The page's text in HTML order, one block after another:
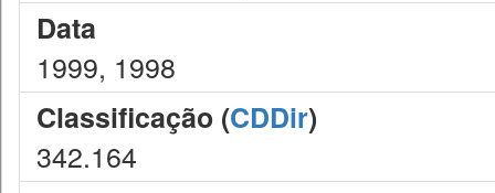
Data
1999, 1998
Classificação (CDDir)
342.164